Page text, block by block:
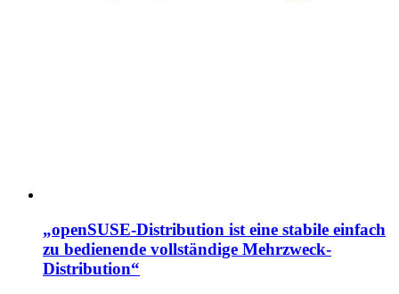
„openSUSE-Distribution ist eine stabile einfach
zu bedienende vollständige Mehrzweck-
Distribution“